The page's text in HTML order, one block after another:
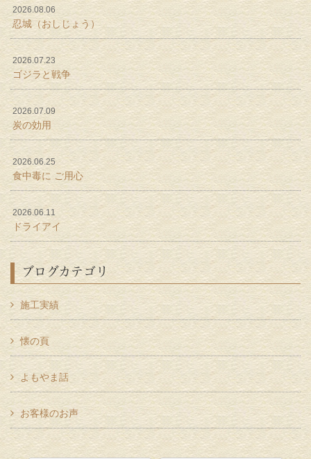
2026.08.06
忍城（おしじょう）
2026.07.23
ゴジラと戦争
2026.07.09
炭の効用
2026.06.25
食中毒に ご用心
2026.06.11
ドライアイ
ブログカテゴリ
施工実績
懐の頁
よもやま話
お客様のお声